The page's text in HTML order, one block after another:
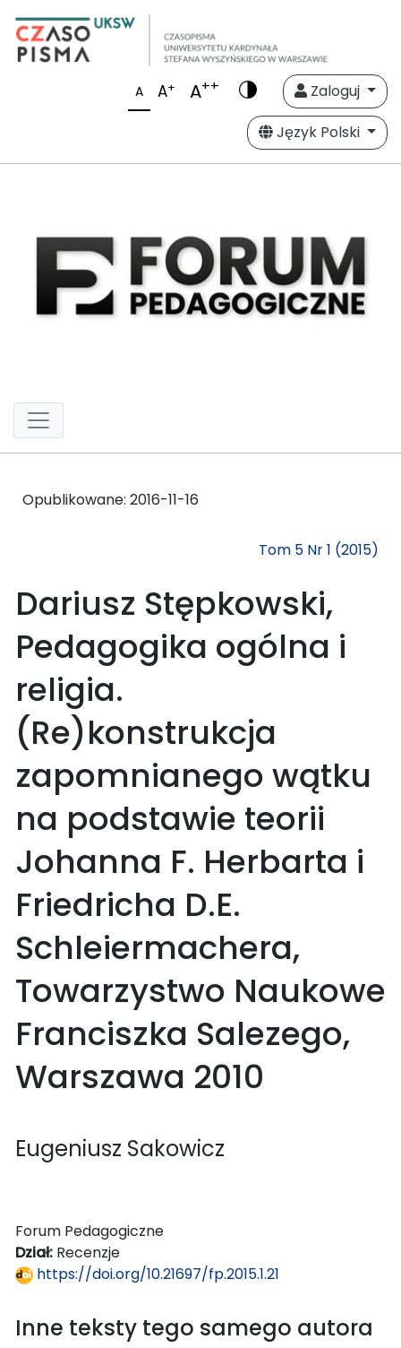
A A+ A++
Zaloguj
Język Polski
Opublikowane: 2016-11-16
Tom 5 Nr 1 (2015)
Dariusz Stępkowski,
Pedagogika ogólna i
religia.
(Re)konstrukcja
zapomnianego wątku
na podstawie teorii
Johanna F. Herbarta i
Friedricha D.E.
Schleiermachera,
Towarzystwo Naukowe
Franciszka Salezego,
Warszawa 2010
Eugeniusz Sakowicz
Forum Pedagogiczne
Dział: Recenzje
https://doi.org/10.21697/fp.2015.1.21
Inne teksty tego samego autora